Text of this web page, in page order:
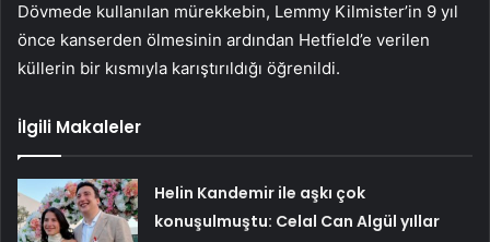
Dövmede kullanılan mürekkebin, Lemmy Kilmister’in 9 yıl
önce kanserden ölmesinin ardından Hetfield’e verilen
küllerin bir kısmıyla karıştırıldığı öğrenildi.
İlgili Makaleler
Helin Kandemir ile aşkı çok
konuşulmuştu: Celal Can Algül yıllar